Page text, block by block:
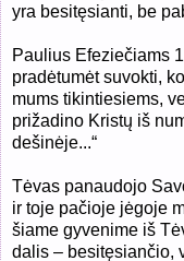
yra besitęsianti, be
Paulius Efeziečiams
pradėtumėt suvokti,
mums tikintiesiems,
prižadino Kristų iš
dešinėje...“
Tėvas panaudojo
ir toje pačioje jėgoje
šiame gyvenime iš
dalis – besitęsiančio,